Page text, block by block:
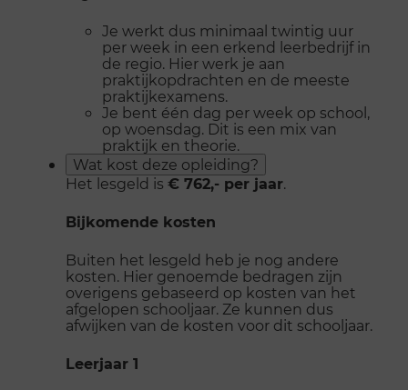
Je werkt dus minimaal twintig uur
per week in een erkend leerbedrijf in
de regio. Hier werk je aan
praktijkopdrachten en de meeste
praktijkexamens.
Je bent één dag per week op school,
op woensdag. Dit is een mix van
praktijk en theorie.
Wat kost deze opleiding?
Het lesgeld is € 762,- per jaar.
Bijkomende kosten
Buiten het lesgeld heb je nog andere
kosten. Hier genoemde bedragen zijn
overigens gebaseerd op kosten van het
afgelopen schooljaar. Ze kunnen dus
afwijken van de kosten voor dit schooljaar.
Leerjaar 1